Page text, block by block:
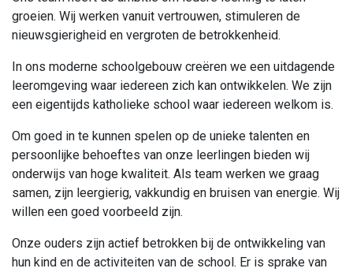
groeien. Wij werken vanuit vertrouwen, stimuleren de
nieuwsgierigheid en vergroten de betrokkenheid.
In ons moderne schoolgebouw creëren we een uitdagende
leeromgeving waar iedereen zich kan ontwikkelen. We zijn
een eigentijds katholieke school waar iedereen welkom is.
Om goed in te kunnen spelen op de unieke talenten en
persoonlijke behoeftes van onze leerlingen bieden wij
onderwijs van hoge kwaliteit. Als team werken we graag
samen, zijn leergierig, vakkundig en bruisen van energie. Wij
willen een goed voorbeeld zijn.
Onze ouders zijn actief betrokken bij de ontwikkeling van
hun kind en de activiteiten van de school. Er is sprake van